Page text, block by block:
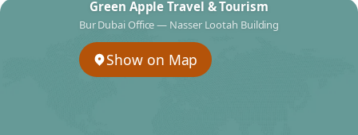
Green Apple Travel & Tourism
Bur Dubai Office — Nasser Lootah Building
Show on Map